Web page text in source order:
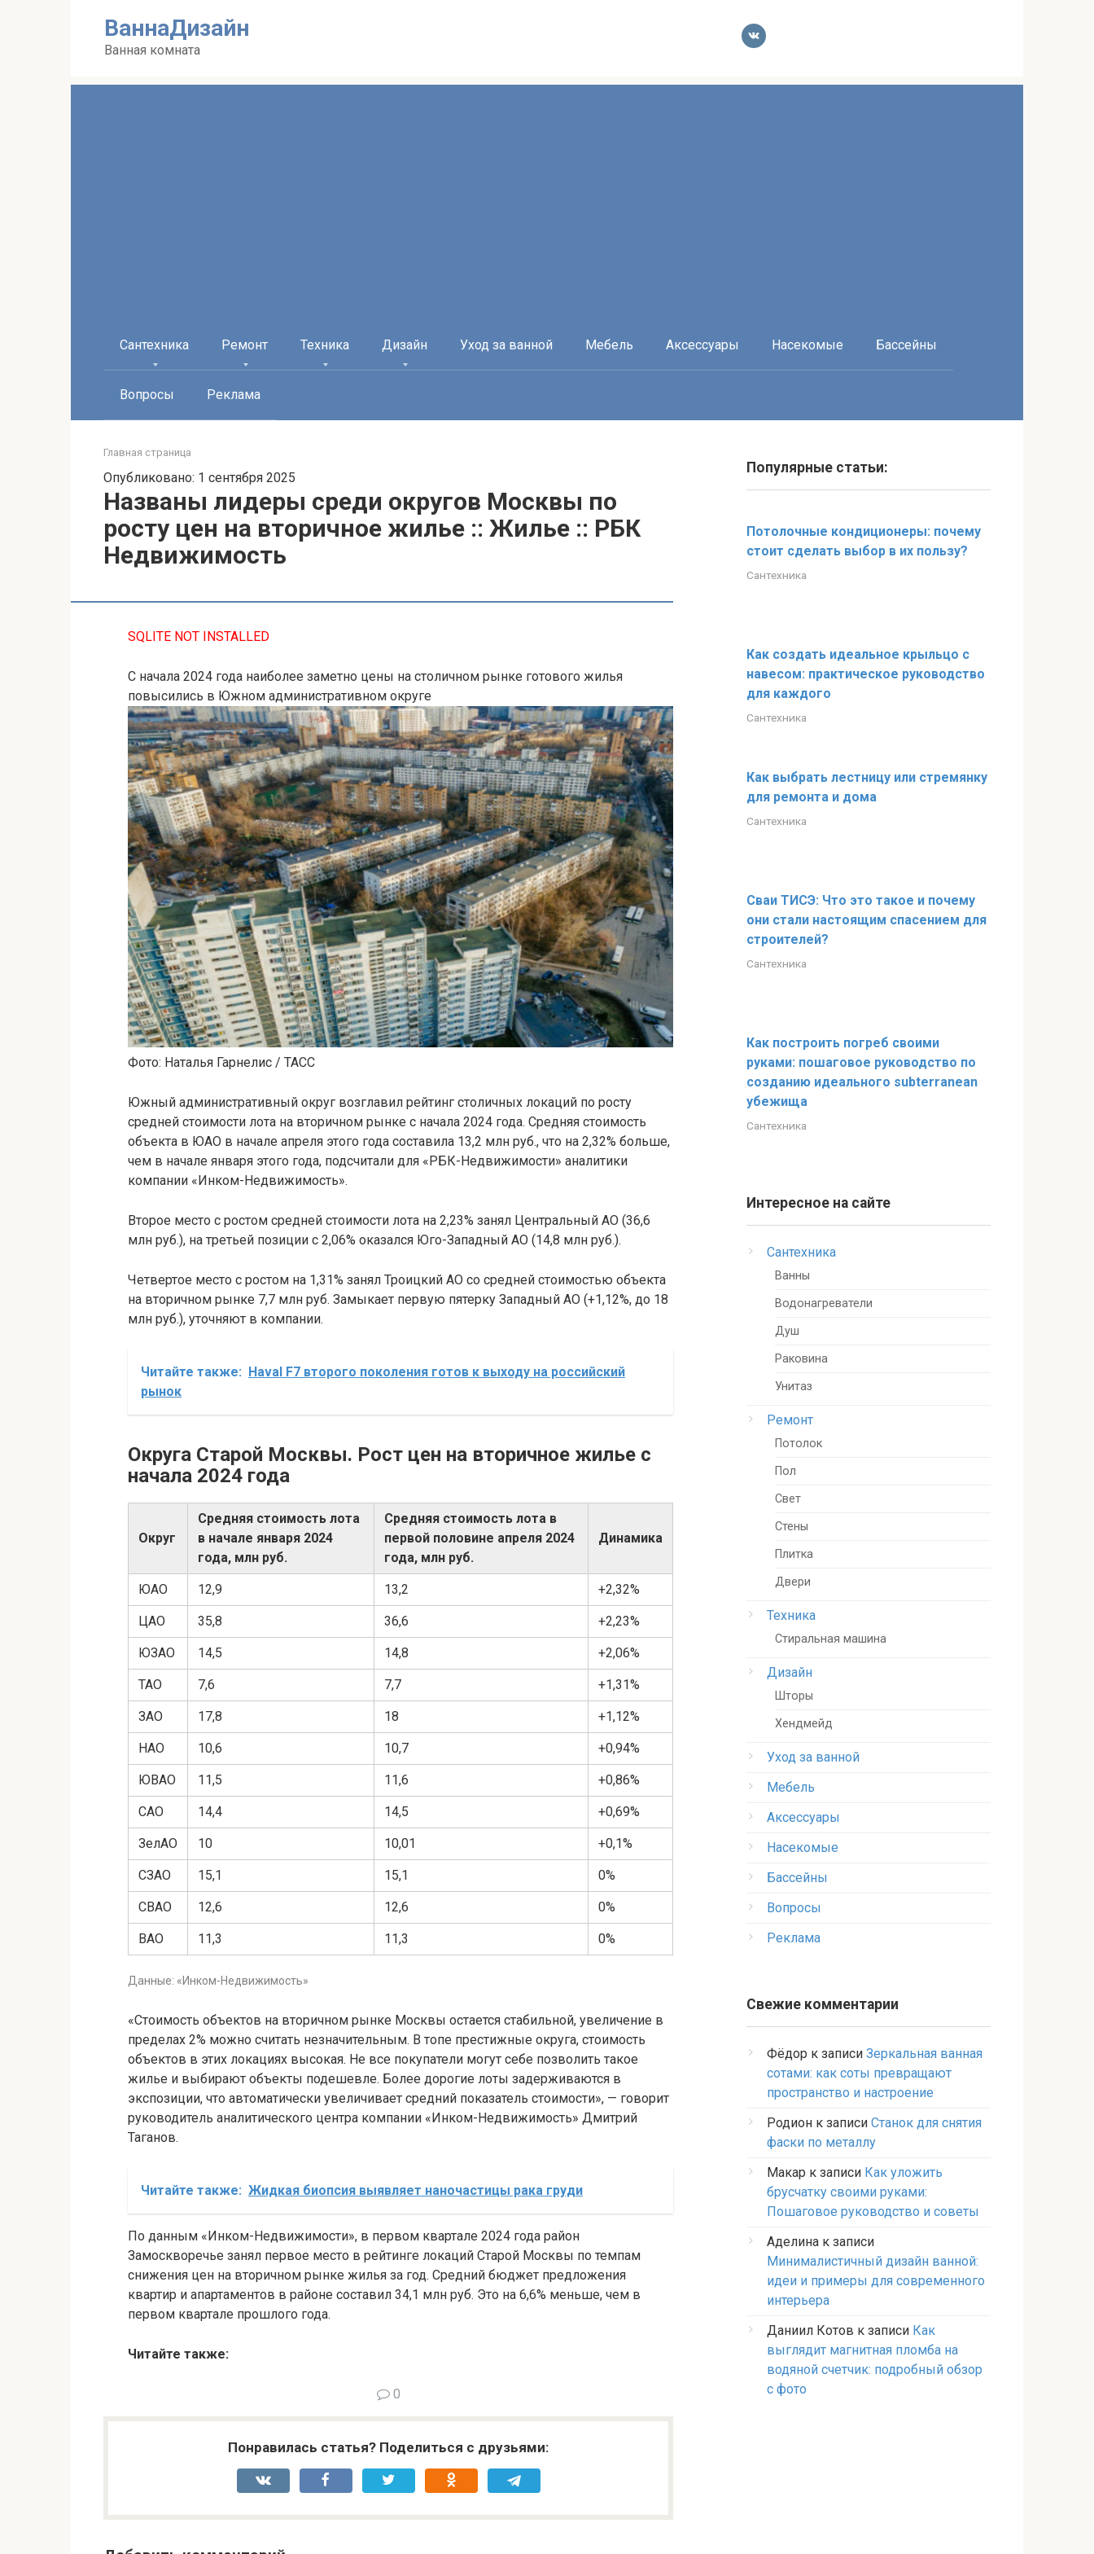
ВаннаДизайн
Ванная комната
Сантехника Ремонт Техника Дизайн Уход за ванной Мебель Аксессуары Насекомые Бассейны
Вопросы Реклама
Главная страница
Опубликовано: 1 сентября 2025
Названы лидеры среди округов Москвы по
росту цен на вторичное жилье :: Жилье :: РБК
Недвижимость
SQLITE NOT INSTALLED
С начала 2024 года наиболее заметно цены на столичном рынке готового жилья
повысились в Южном административном округе
Фото: Наталья Гарнелис / ТАСС
Южный административный округ возглавил рейтинг столичных локаций по росту
средней стоимости лота на вторичном рынке с начала 2024 года. Средняя стоимость
объекта в ЮАО в начале апреля этого года составила 13,2 млн руб., что на 2,32% больше,
чем в начале января этого года, подсчитали для «РБК-Недвижимости» аналитики
компании «Инком-Недвижимость».
Второе место с ростом средней стоимости лота на 2,23% занял Центральный АО (36,6
млн руб.), на третьей позиции c 2,06% оказался Юго-Западный АО (14,8 млн руб.).
Четвертое место с ростом на 1,31% занял Троицкий АО со средней стоимостью объекта
на вторичном рынке 7,7 млн руб. Замыкает первую пятерку Западный АО (+1,12%, до 18
млн руб.), уточняют в компании.
Читайте также: Haval F7 второго поколения готов к выходу на российский
рынок
Округа Старой Москвы. Рост цен на вторичное жилье с
начала 2024 года
Округ
Средняя стоимость лота
в начале января 2024
года, млн руб.
Средняя стоимость лота в
первой половине апреля 2024
года, млн руб.
Динамика
ЮАО 12,9 13,2 +2,32%
ЦАО 35,8 36,6 +2,23%
ЮЗАО 14,5 14,8 +2,06%
ТАО 7,6 7,7 +1,31%
ЗАО 17,8 18 +1,12%
НАО 10,6 10,7 +0,94%
ЮВАО 11,5 11,6 +0,86%
САО 14,4 14,5 +0,69%
ЗелАО 10 10,01 +0,1%
СЗАО 15,1 15,1 0%
СВАО 12,6 12,6 0%
ВАО 11,3 11,3 0%
Данные: «Инком-Недвижимость»
«Стоимость объектов на вторичном рынке Москвы остается стабильной, увеличение в
пределах 2% можно считать незначительным. В топе престижные округа, стоимость
объектов в этих локациях высокая. Не все покупатели могут себе позволить такое
жилье и выбирают объекты подешевле. Более дорогие лоты задерживаются в
экспозиции, что автоматически увеличивает средний показатель стоимости», — говорит
руководитель аналитического центра компании «Инком-Недвижимость» Дмитрий
Таганов.
Читайте также: Жидкая биопсия выявляет наночастицы рака груди
По данным «Инком-Недвижимости», в первом квартале 2024 года район
Замоскворечье занял первое место в рейтинге локаций Старой Москвы по темпам
снижения цен на вторичном рынке жилья за год. Средний бюджет предложения
квартир и апартаментов в районе составил 34,1 млн руб. Это на 6,6% меньше, чем в
первом квартале прошлого года.
Читайте также:
0
Понравилась статья? Поделиться с друзьями:
Популярные статьи:
Потолочные кондиционеры: почему
стоит сделать выбор в их пользу?
Сантехника
Как создать идеальное крыльцо с
навесом: практическое руководство
для каждого
Сантехника
Как выбрать лестницу или стремянку
для ремонта и дома
Сантехника
Сваи ТИСЭ: Что это такое и почему
они стали настоящим спасением для
строителей?
Сантехника
Как построить погреб своими
руками: пошаговое руководство по
созданию идеального subterranean
убежища
Сантехника
Интересное на сайте
Сантехника
Ванны
Водонагреватели
Душ
Раковина
Унитаз
Ремонт
Потолок
Пол
Свет
Стены
Плитка
Двери
Техника
Стиральная машина
Дизайн
Шторы
Хендмейд
Уход за ванной
Мебель
Аксессуары
Насекомые
Бассейны
Вопросы
Реклама
Свежие комментарии
Фёдор к записи Зеркальная ванная
сотами: как соты превращают
пространство и настроение
Родион к записи Станок для снятия
фаски по металлу
Макар к записи Как уложить
брусчатку своими руками:
Пошаговое руководство и советы
Аделина к записи
Минималистичный дизайн ванной:
идеи и примеры для современного
интерьера
Даниил Котов к записи Как
выглядит магнитная пломба на
водяной счетчик: подробный обзор
с фото